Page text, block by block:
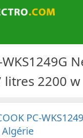
litres 2200 w
PC-